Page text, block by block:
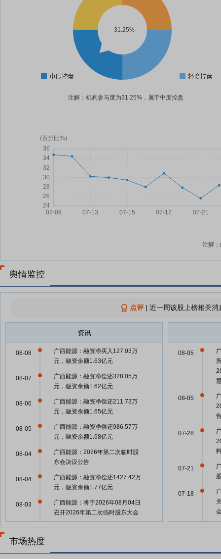
31.25%
注解：机构参与度为31.25%，属于中度控盘
注解
舆情监控
点评| 近一周该股上榜相关
资讯
广西能源：融资净买入127.03万
元，融资余额1.63亿元
08-08
广西能源：融资净偿还328.05万
元，融资余额1.62亿元
08-07
广西能源：融资净偿还211.73万
元，融资余额1.65亿元
08-06
广西能源：融资净偿还986.57万
元，融资余额1.68亿元
08-05
广西能源：2026年第二次临时股
东会决议公告
08-04
广西能源：融资净偿还1427.42万
元，融资余额1.77亿元
08-04
广西能源：将于2026年08月04日
召开2026年第二次临时股东大会
08-03
广西能源：融资净偿还118.19万
广西能源：融资净偿还75.64万
07-31
08-05
08-05
07-28
07-21
07-18
07-18
市场热度